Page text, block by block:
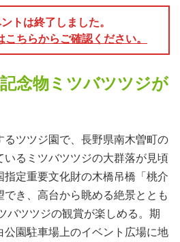
トは終了しました。
ちらからご確認ください。
念物ミツバツツジが
ツツジ園で、長野県南木曽町の
るミツバツツジの大群落が見頃
定重要文化財の木橋吊橋「桃介
き、高台から眺める絶景ととも
バツツジの観賞が楽しめる。期
園駐車場上のイベント広場に地